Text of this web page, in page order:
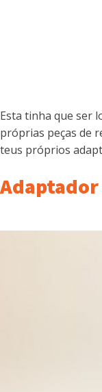
Esta tinha que ser
próprias peças de
teus próprios
Adaptador